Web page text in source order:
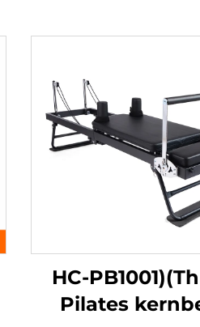
HC-
Pilates